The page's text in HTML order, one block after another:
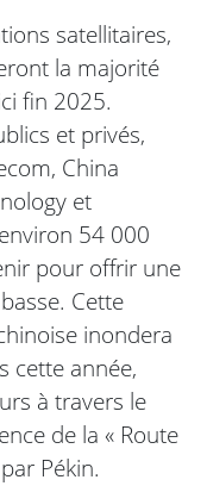
satellitaires,
la majorité
fin 2025.
et privés,
China
et
54 000
pour offrir une
Cette
inondera
cette année,
à travers le
de la « Route
Pékin.